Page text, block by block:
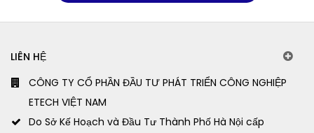
LIÊN HỆ
CÔNG TY CỔ PHẦN ĐẦU TƯ PHÁT TRIỂN CÔNG NGHIỆP
ETECH VIỆT NAM
Do Sở Kế Hoạch và Đầu Tư Thành Phố Hà Nội cấp